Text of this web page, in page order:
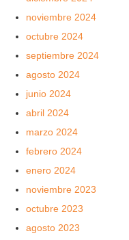
noviembre 2024
octubre 2024
septiembre 2024
agosto 2024
junio 2024
abril 2024
marzo 2024
febrero 2024
enero 2024
noviembre 2023
octubre 2023
agosto 2023